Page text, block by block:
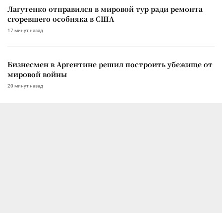
Лагутенко отправился в мировой тур ради ремонта
сгоревшего особняка в США
17 минут назад
Бизнесмен в Аргентине решил построить убежище от
мировой войны
20 минут назад